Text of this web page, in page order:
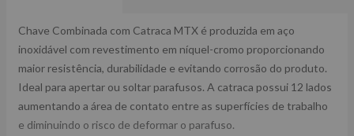
Chave Combinada com Catraca MTX é produzida em aço
inoxidável com revestimento em níquel-cromo proporcionando
maior resistência, durabilidade e evitando corrosão do produto.
Ideal para apertar ou soltar parafusos. A catraca possui 12 lados
aumentando a área de contato entre as superfícies de trabalho
e diminuindo o risco de deformar o parafuso.